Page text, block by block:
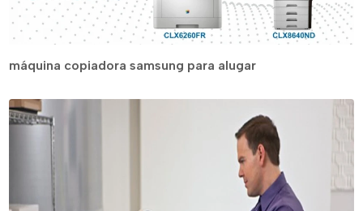
máquina copiadora samsung para alugar